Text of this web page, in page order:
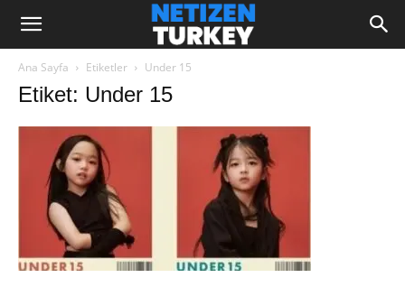
Ana Sayfa Etiketler Under 15
Etiket: Under 15